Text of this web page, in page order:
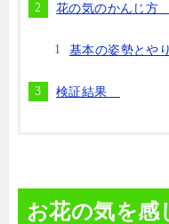
花の気のかんじ方
基本の姿勢とや
検証結果
お花の気を感